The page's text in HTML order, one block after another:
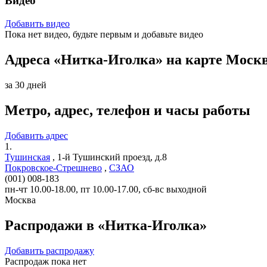
Добавить видео
Пока нет видео, будьте первым и добавьте видео
Адреса «Нитка-Иголка» на карте
за 30 дней
Метро, адрес, телефон и часы работы
Добавить адрес
1.
Тушинская , 1-й Тушинский проезд, д.8
Покровское-Стрешнево , СЗАО
(001) 008-183
пн-чт 10.00-18.00, пт 10.00-17.00, сб-вс выходной
Москва
Распродажи в «Нитка-Иголка»
Добавить распродажу
Распродаж пока нет